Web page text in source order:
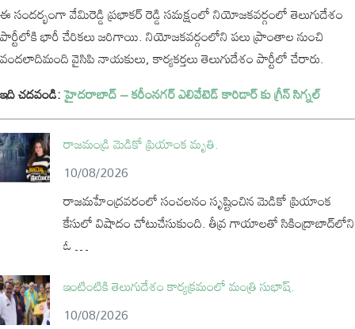
ఈ సందర్భంగా వేమిరెడ్డి ప్రభాకర్ రెడ్డి సమక్షంలో నియోజకవర్గంలో తెలుగుదేశం
పార్టీలోకి భారీ చేరికలు జరిగాయి. నియోజకవర్గంలోని పలు ప్రాంతాల నుంచి
వందలాదిమంది వైసిపి నాయకులు, కార్యకర్తలు తెలుగుదేశం పార్టీలో చేరారు.
ఇది చదవండి:హైదరాబాద్ – కరీంనగర్ ఎలివేటెడ్ కారిడార్ కు గ్రీన్ సిగ్నల్
రాజమండ్రి మెడికో ప్రియాంక మృతి.
10/08/2026
రాజమహేంద్రవరంలో సంచలనం సృష్టించిన మెడికో ప్రియాంక
కేసులో విషాదం చోటుచేసుకుంది. తీవ్ర గాయాలతో సికింద్రాబాద్‌లోని
ఓ …
ఇంటింటికి తెలుగుదేశం కార్యక్రమంలో మంత్రి సుభాష్.
10/08/2026